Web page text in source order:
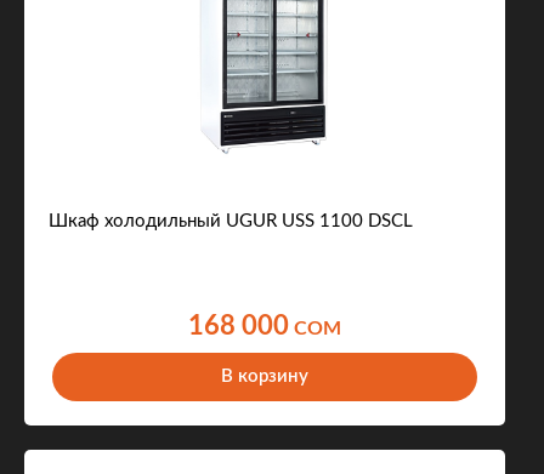
Шкаф холодильный UGUR USS 1100 DSCL
168 000 COM
В корзину